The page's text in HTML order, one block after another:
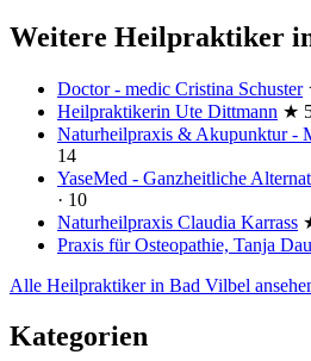
Weitere Heilpraktiker
Doctor - medic Cristina Schuster
Heilpraktikerin Ute Dittmann ★
Naturheilpraxis & Akupunktur -
14
YaseMed - Ganzheitliche
· 10
Naturheilpraxis Claudia Karrass
Praxis für Osteopathie, Tanja
Alle Heilpraktiker in Bad Vilbel
Kategorien